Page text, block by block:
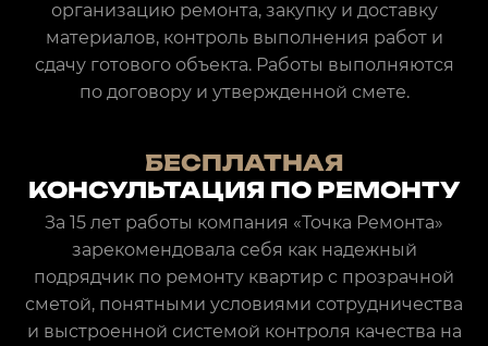
организацию ремонта, закупку и доставку
материалов, контроль выполнения работ и
сдачу готового объекта. Работы выполняются
по договору и утвержденной смете.
БЕСПЛАТНАЯ
КОНСУЛЬТАЦИЯ ПО РЕМОНТУ
За 15 лет работы компания «Точка Ремонта»
зарекомендовала себя как надежный
подрядчик по ремонту квартир с прозрачной
сметой, понятными условиями сотрудничества
и выстроенной системой контроля качества на